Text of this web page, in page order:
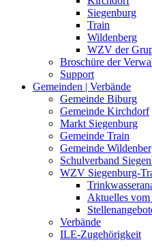
Siegenburg
Train
Wildenberg
WZV der
Broschüre der
Support
Gemeinden | Verbände
Gemeinde Biburg
Gemeinde Kirchdorf
Markt Siegenburg
Gemeinde Train
Gemeinde
Schulverband
WZV Siegenburg-
Aktuelles
Verbände
ILE-Zugehörigkeit